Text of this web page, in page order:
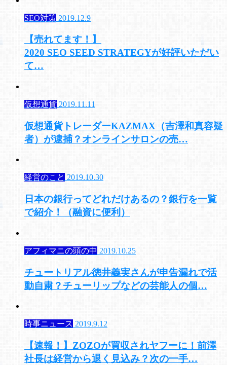
SEO対策 2019.12.9
【売れてます！】
2020 SEO SEED STRATEGYが好評いただい
て…
仮想通貨 2019.11.11
仮想通貨トレーダーKAZMAX（吉澤和真容疑
者）が逮捕？オンラインサロンの売…
経営のこと 2019.10.30
日本の銀行ってどれだけあるの？銀行を一覧
で紹介！（融資に便利）
アフィマニの頭の中 2019.10.25
チュートリアル徳井義実さんが申告漏れで活
動自粛？チューリップなどの芸能人の個…
時事ニュース 2019.9.12
【速報！】ZOZOが買収されヤフーに！前澤
社長は経営から退く見込み？次の一手…